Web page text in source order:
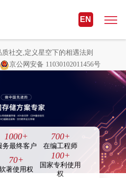
品质社交,定义星
EN
社交,定义星空下的相遇法则
京公网安备 11030102011456号
1000+
务最终客户
700+
在编工程师
70+
著使用权
100+
国家专利使用
权